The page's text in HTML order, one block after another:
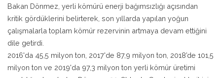
Bakan Dönmez, yerli kömürü enerji bağımsızlığı açısından
kritik gördüklerini belirterek, son yıllarda yapılan yoğun
çalışmalarla toplam kömür rezervinin artmaya devam ettiğini
dile getirdi.
2016'da 45,5 milyon ton, 2017'de 87,9 milyon ton, 2018’de 101,5
milyon ton ve 2019'da 97,3 milyon ton yerli kömür üretimi